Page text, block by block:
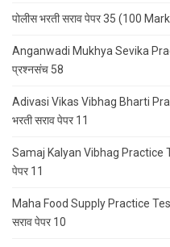
पोलीस भरती सराव पेपर 35 (100
Anganwadi Mukhya Sevika
प्रश्नसंच 58
Adivasi Vikas Vibhag Bharti
भरती सराव पेपर 11
Samaj Kalyan Vibhag Practice
पेपर 11
Maha Food Supply Practice
सराव पेपर 10